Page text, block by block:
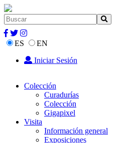
ES
EN
Iniciar Sesión
Colección
Curadurías
Colección
Gigapixel
Visita
Información general
Exposiciones